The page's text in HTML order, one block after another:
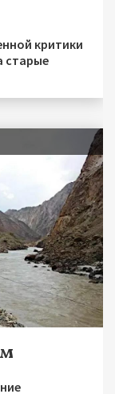
критики
старые